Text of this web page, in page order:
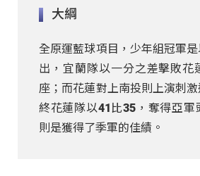
大綱
全原運藍球項目，少年組冠軍
出，宜蘭隊以一分之差擊敗花
座；而花蓮對上南投則上演刺
終花蓮隊以41比35，奪得亞軍
則是獲得了季軍的佳績。